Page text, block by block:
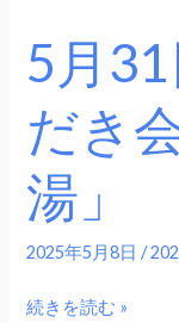
5月
だき
湯」
2025年5月8日/
く
も
く
の
湯」
続きを読む »